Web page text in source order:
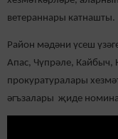
ветераннары катнашты.
Район мәдәни үсеш
Апас, Чүпрәле, Кайбыч,
прокуратуралары
әгъзалары җиде